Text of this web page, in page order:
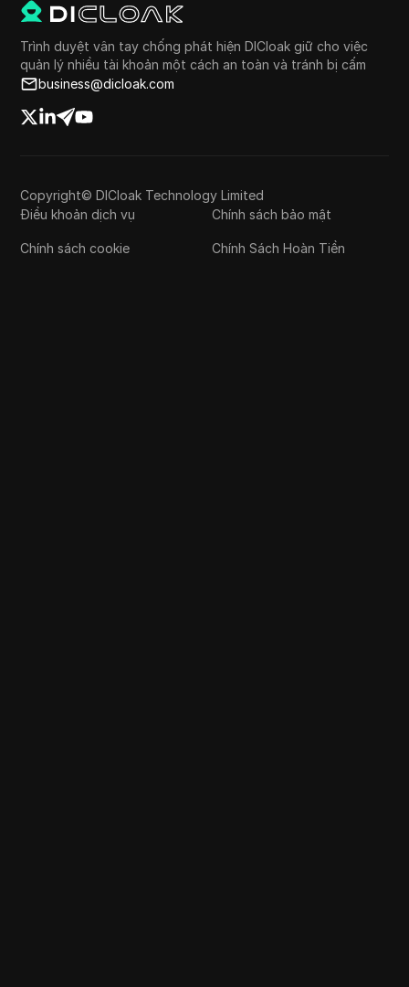
Trình duyệt vân tay chống phát hiện DICloak giữ cho việc
quản lý nhiều tài khoản một cách an toàn và tránh bị cấm
business@dicloak.com
Copyright© DICloak Technology Limited
Điều khoản dịch vụ
Chính sách bảo mật
Chính sách cookie Chính Sách Hoàn Tiền